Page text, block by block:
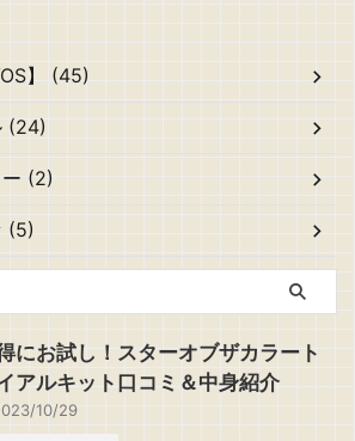
】 (45)
(24)
(2)
(5)
にお試し！スターオブザカラート
アルキット口コミ＆中身紹介
10/29